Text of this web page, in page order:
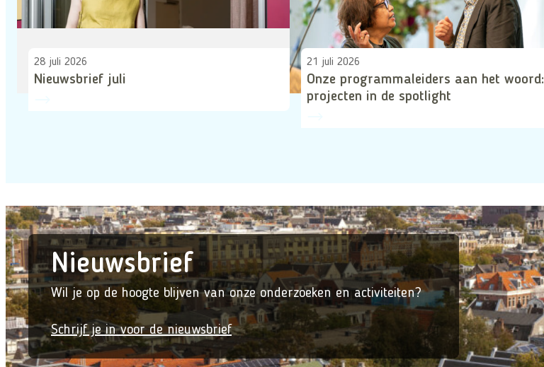
28 juli 2026
Nieuwsbrief juli
21 juli 2026
Onze programmaleiders aan het woord:
projecten in de spotlight
Nieuwsbrief
Wil je op de hoogte blijven van onze onderzoeken en activiteiten?
Schrijf je in voor de nieuwsbrief